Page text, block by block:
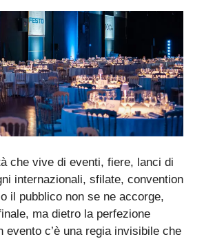
che vive di eventi, fiere, lanci di
internazionali, sfilate, convention
il pubblico non se ne accorge,
ma dietro la perfezione
evento c’è una regia invisibile che